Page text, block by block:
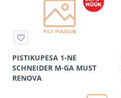
PISTIKUPESA 1-NE
SCHNEIDER M-GA MUST
RENOVA